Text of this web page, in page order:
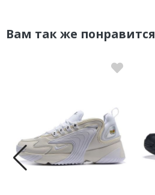
Вам так же понравится